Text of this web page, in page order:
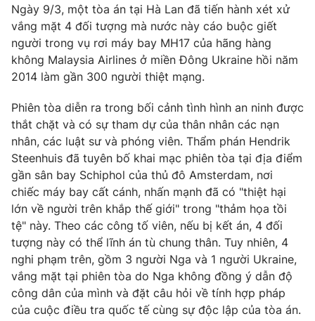
Góc doanh nghiệp
Truyền hình
Phim VTV
Hậu trường
Nhân vật
Khán giả
Giải sao mai
Giải trí
Âm nhạc
Sao
Đời sống
Du lịch
Làm đẹp
Chất lượng cuộc sống
Giáo dục
Tuyển sinh
Học trực tuyến
Công nghệ
Hitech Công nghệ tương lai
Sản phẩm
Thị trường
Tư vấn
Giao lưu trực tuyến
Lịch phát sóng
Chuyên mục khác
Ngày 9/3, một tòa án tại Hà Lan đã tiến hành xét xử
vắng mặt 4 đối tượng mà nước này cáo buộc giết
người trong vụ rơi máy bay MH17 của hãng hàng
không Malaysia Airlines ở miền Đông Ukraine hồi năm
2014 làm gần 300 người thiệt mạng.
Phiên tòa diễn ra trong bối cảnh tình hình an ninh được
thắt chặt và có sự tham dự của thân nhân các nạn
nhân, các luật sư và phóng viên. Thẩm phán Hendrik
Steenhuis đã tuyên bố khai mạc phiên tòa tại địa điểm
gần sân bay Schiphol của thủ đô Amsterdam, nơi
chiếc máy bay cất cánh, nhấn mạnh đã có "thiệt hại
lớn về người trên khắp thế giới" trong "thảm họa tồi
tệ" này. Theo các công tố viên, nếu bị kết án, 4 đối
tượng này có thể lĩnh án tù chung thân. Tuy nhiên, 4
nghi phạm trên, gồm 3 người Nga và 1 người Ukraine,
vắng mặt tại phiên tòa do Nga không đồng ý dẫn độ
công dân của mình và đặt câu hỏi về tính hợp pháp
của cuộc điều tra quốc tế cùng sự độc lập của tòa án.